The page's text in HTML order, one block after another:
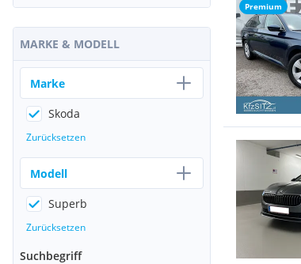
Premium
MARKE & MODELL
Marke
Skoda
Zurücksetzen
Modell
Superb
Zurücksetzen
Suchbegriff